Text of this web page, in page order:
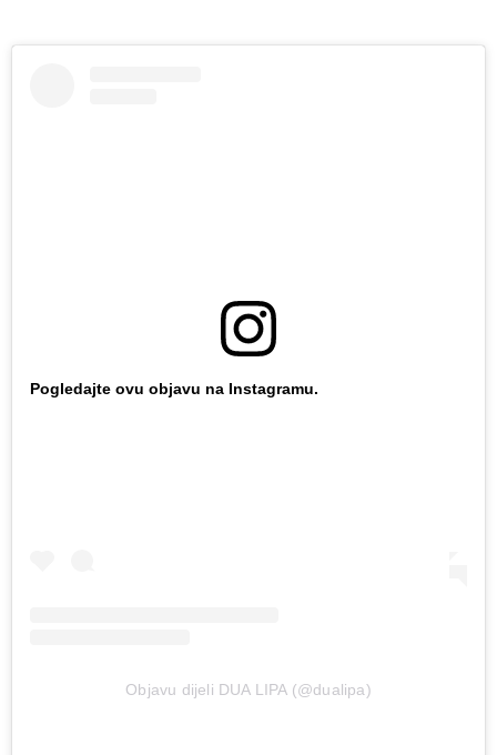
Pogledajte ovu objavu na Instagramu.
Objavu dijeli DUA LIPA (@dualipa)